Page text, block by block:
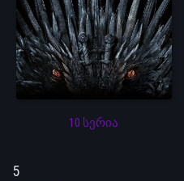
10 სერია
5